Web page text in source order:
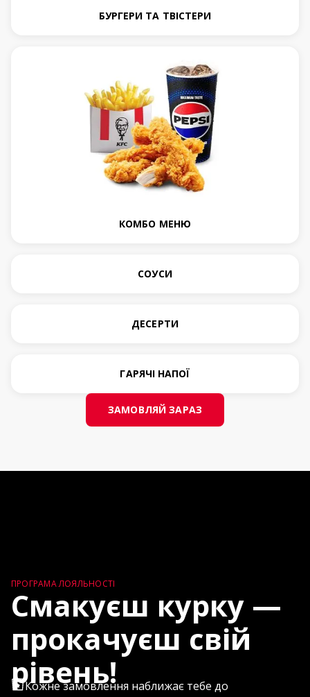
БУРГЕРИ ТА ТВІСТЕРИ
КОМБО МЕНЮ
СОУСИ
ДЕСЕРТИ
ГАРЯЧІ НАПОЇ
ЗАМОВЛЯЙ ЗАРАЗ
ПРОГРАМА ЛОЯЛЬНОСТІ
Смакуєш курку —
прокачуєш свій
рівень!
Кожне замовлення наближає тебе до